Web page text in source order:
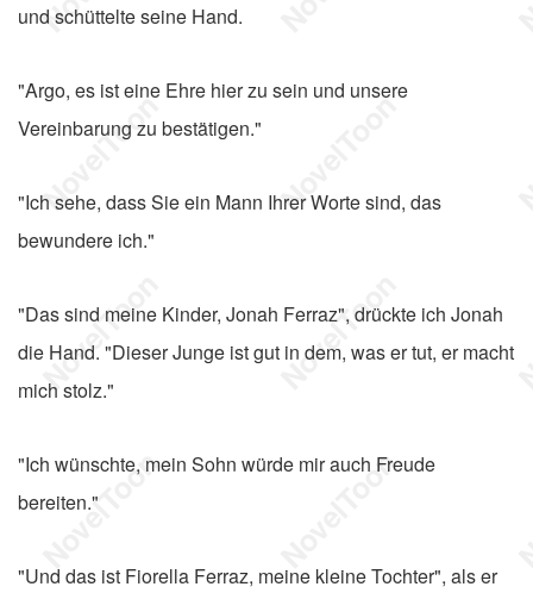
und schüttelte seine Hand.
"Argo, es ist eine Ehre hier zu sein und unsere
Vereinbarung zu bestätigen."
"Ich sehe, dass Sie ein Mann Ihrer Worte sind, das
bewundere ich."
"Das sind meine Kinder, Jonah Ferraz", drückte ich Jonah
die Hand. "Dieser Junge ist gut in dem, was er tut, er macht
mich stolz."
"Ich wünschte, mein Sohn würde mir auch Freude
bereiten."
"Und das ist Fiorella Ferraz, meine kleine Tochter", als er